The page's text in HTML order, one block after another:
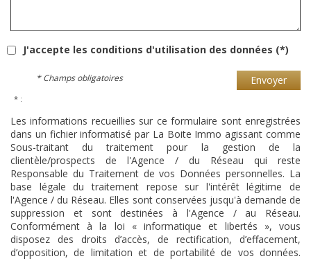
J'accepte les conditions d'utilisation des données (*)
Envoyer
* Champs obligatoires
* :
Les informations recueillies sur ce formulaire sont enregistrées
dans un fichier informatisé par La Boite Immo agissant comme
Sous-traitant du traitement pour la gestion de la
clientèle/prospects de l'Agence / du Réseau qui reste
Responsable du Traitement de vos Données personnelles. La
base légale du traitement repose sur l'intérêt légitime de
l'Agence / du Réseau. Elles sont conservées jusqu'à demande de
suppression et sont destinées à l'Agence / au Réseau.
Conformément à la loi « informatique et libertés », vous
disposez des droits d’accès, de rectification, d’effacement,
d’opposition, de limitation et de portabilité de vos données.